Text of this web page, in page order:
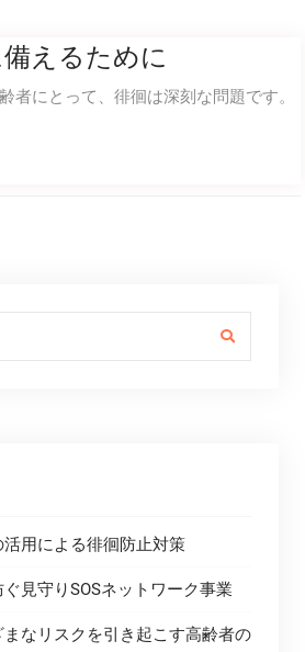
えるために
者にとって、徘徊は深刻な問題です。
用による徘徊防止対策
見守りSOSネットワーク事業
なリスクを引き起こす高齢者の